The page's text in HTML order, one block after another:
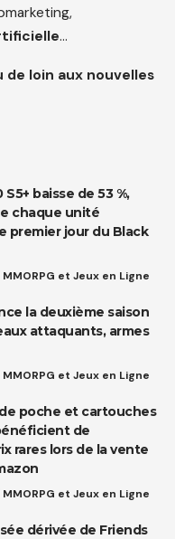
…
loin aux nouvelles
baisse de 53 %,
chaque unité
premier jour du Black
et Jeux en Ligne
la deuxième saison
attaquants, armes
et Jeux en Ligne
poche et cartouches
de
rares lors de la vente
et Jeux en Ligne
dérivée de Friends